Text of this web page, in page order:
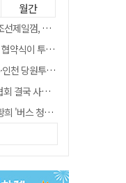
월간
권력에 죽었다"
확정은 아니긴 해
…누적 득표는 '초박빙'
반성, 쇄신하겠다"
與 내부서도 쓴소리
당 13곳 턴 30대 구속
정 보물로 지정'